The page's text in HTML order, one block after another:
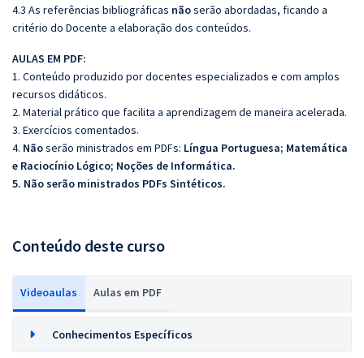
4.3 As referências bibliográficas nãoserão abordadas, ficando a
critério do Docente a elaboração dos conteúdos.
AULAS EM PDF:
1. Conteúdo produzido por docentes especializados e com amplos
recursos didáticos.
2. Material prático que facilita a aprendizagem de maneira acelerada.
3. Exercícios comentados.
4. Nãoserão ministrados em PDFs: Língua Portuguesa; Matemática
e Raciocínio Lógico; Noções de Informática.
5. Não serão ministrados PDFs Sintéticos.
Conteúdo deste curso
Videoaulas Aulas em PDF
Conhecimentos Específicos